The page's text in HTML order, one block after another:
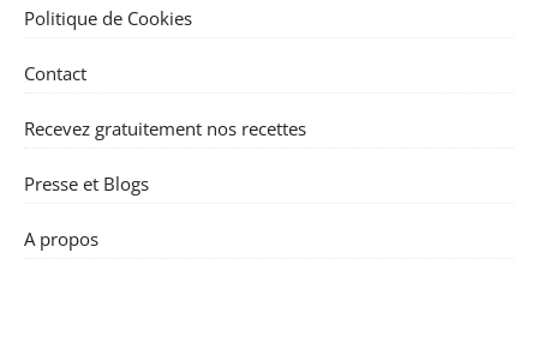
Politique de Cookies
Contact
Recevez gratuitement nos recettes
Presse et Blogs
A propos